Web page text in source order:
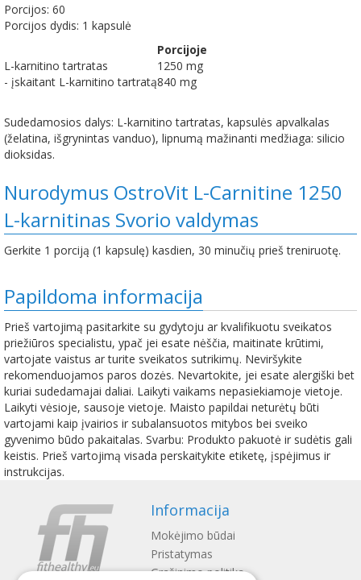
Porcijos: 60
Porcijos dydis: 1 kapsulė
Porcijoje
L-karnitino tartratas
1250 mg
- įskaitant L-karnitino tartratą840 mg
Sudedamosios dalys: L-karnitino tartratas, kapsulės apvalkalas
(želatina, išgrynintas vanduo), lipnumą mažinanti medžiaga: silicio
dioksidas.
Nurodymus OstroVit L-Carnitine 1250
L-karnitinas Svorio valdymas
Gerkite 1 porciją (1 kapsulę) kasdien, 30 minučių prieš treniruotę.
Papildoma informacija
Prieš vartojimą pasitarkite su gydytoju ar kvalifikuotu sveikatos
priežiūros specialistu, ypač jei esate nėščia, maitinate krūtimi,
vartojate vaistus ar turite sveikatos sutrikimų. Neviršykite
rekomenduojamos paros dozės. Nevartokite, jei esate alergiški bet
kuriai sudedamajai daliai. Laikyti vaikams nepasiekiamoje vietoje.
Laikyti vėsioje, sausoje vietoje. Maisto papildai neturėtų būti
vartojami kaip įvairios ir subalansuotos mitybos bei sveiko
gyvenimo būdo pakaitalas. Svarbu: Produkto pakuotė ir sudėtis gali
keistis. Prieš vartojimą visada perskaitykite etiketę, įspėjimus ir
instrukcijas.
Informacija
Mokėjimo būdai
Pristatymas
Gražinimo politika